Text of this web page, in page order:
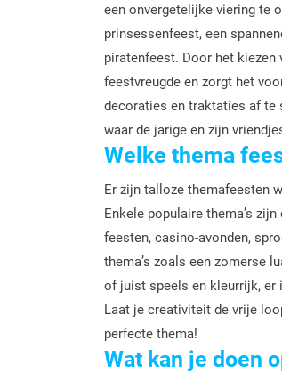
een onvergetelijke viering te
prinsessenfeest, een
piratenfeest. Door het kiezen
feestvreugde en zorgt het
decoraties en traktaties af te
waar de jarige en zijn
Welke thema
Er zijn talloze themafeesten
Enkele populaire thema’s
feesten, casino-avonden,
thema’s zoals een zomerse
of juist speels en kleurrijk,
Laat je creativiteit de vrije
perfecte thema!
Wat kan je doen